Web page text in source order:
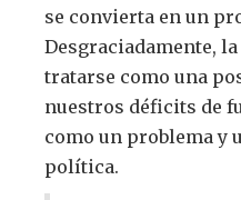
se convierta en un
Desgraciadamente,
tratarse como una
nuestros déficits de
como un problema y
política.